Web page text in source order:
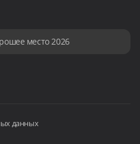
место 2026
данных